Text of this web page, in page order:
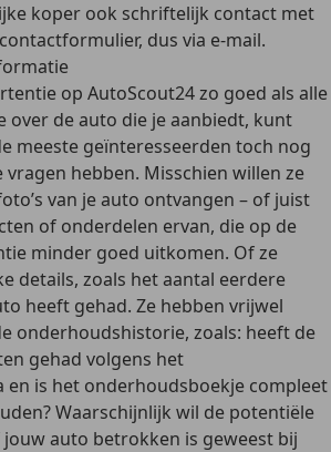
koper ook schriftelijk contact met
dus via e-mail.
op AutoScout24 zo goed als alle
over de auto die je aanbiedt, kunt
meeste geïnteresseerden toch nog
hebben. Misschien willen ze
van je auto ontvangen – of juist
of onderdelen ervan, die op de
minder goed uitkomen. Of ze
details, zoals het aantal eerdere
heeft gehad. Ze hebben vrijwel
onderhoudshistorie, zoals: heeft de
gehad volgens het
en is het onderhoudsboekje compleet
Waarschijnlijk wil de potentiële
auto betrokken is geweest bij